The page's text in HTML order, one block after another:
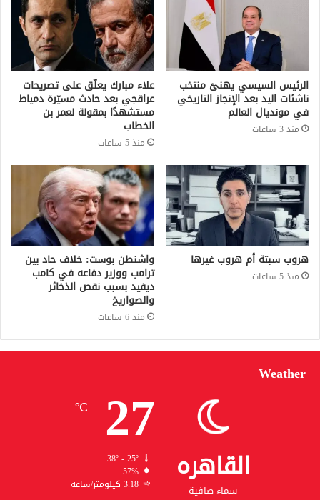
الرئيس السيسي يهنئ منتخب
ناشئات اليد بعد الإنجاز التاريخي
في مونديال العالم
منذ 3 ساعات
علاء مبارك يعلّق على تصريحات
عراقجي بعد حادث مسيّرة دمياط
مستشهدًا بمقولة لعمر بن
الخطاب
منذ 5 ساعات
هروب سبتة أم هروب غيرها
منذ 5 ساعات
واشنطن بوست: خلاف حاد بين
ترامب ووزير دفاعه في كامب
ديفيد بسبب نقص الذخائر
والصواريخ
منذ 6 ساعات
Weather
القاهره
سماء صافية
27
℃
38º - 25º
57%
3.18 كيلومتر/ساعة